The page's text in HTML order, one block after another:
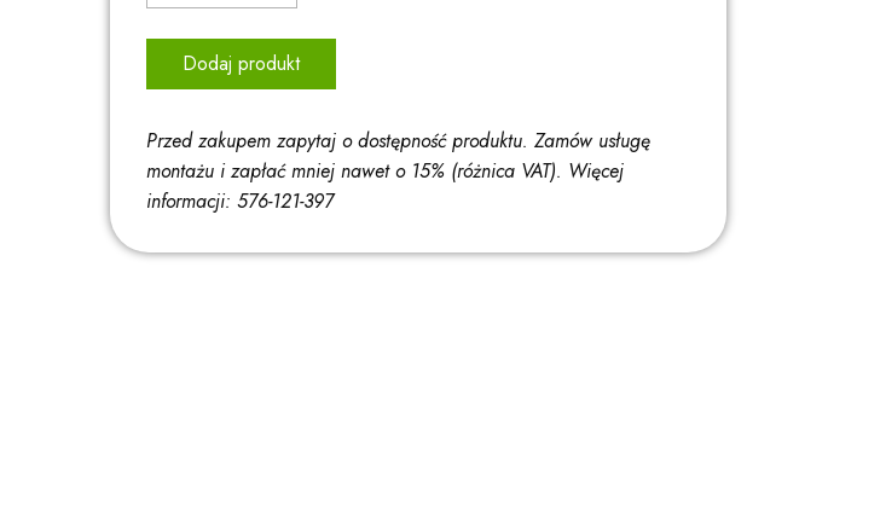
Dodaj produkt
Przed zakupem zapytaj o dostępność produktu. Zamów usługę
montażu i zapłać mniej nawet o 15% (różnica VAT). Więcej
informacji: 576-121-397